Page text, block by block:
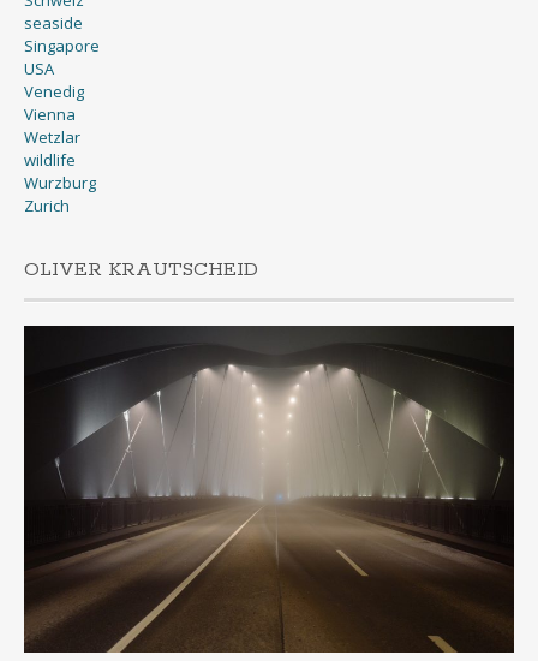
seaside
Singapore
USA
Venedig
Vienna
Wetzlar
wildlife
Wurzburg
Zurich
OLIVER KRAUTSCHEID